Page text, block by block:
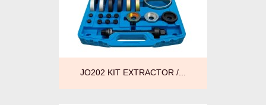
JO202 KIT EXTRACTOR /...